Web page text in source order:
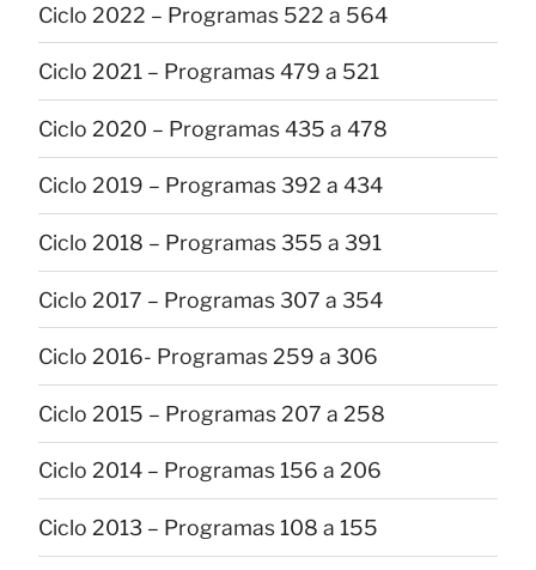
Ciclo 2022 – Programas 522 a 564
Ciclo 2021 – Programas 479 a 521
Ciclo 2020 – Programas 435 a 478
Ciclo 2019 – Programas 392 a 434
Ciclo 2018 – Programas 355 a 391
Ciclo 2017 – Programas 307 a 354
Ciclo 2016- Programas 259 a 306
Ciclo 2015 – Programas 207 a 258
Ciclo 2014 – Programas 156 a 206
Ciclo 2013 – Programas 108 a 155